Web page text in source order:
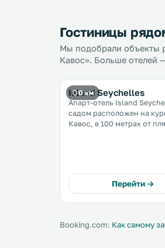
Гостиницы
Мы подобрали объекты
Кавос». Больше отелей
0 км
Island Seychelles
Апарт-отель Island
садом расположен на
Кавос, в 100 метрах от
ванна или душ. .
Перейти →
Booking.com: Как самому